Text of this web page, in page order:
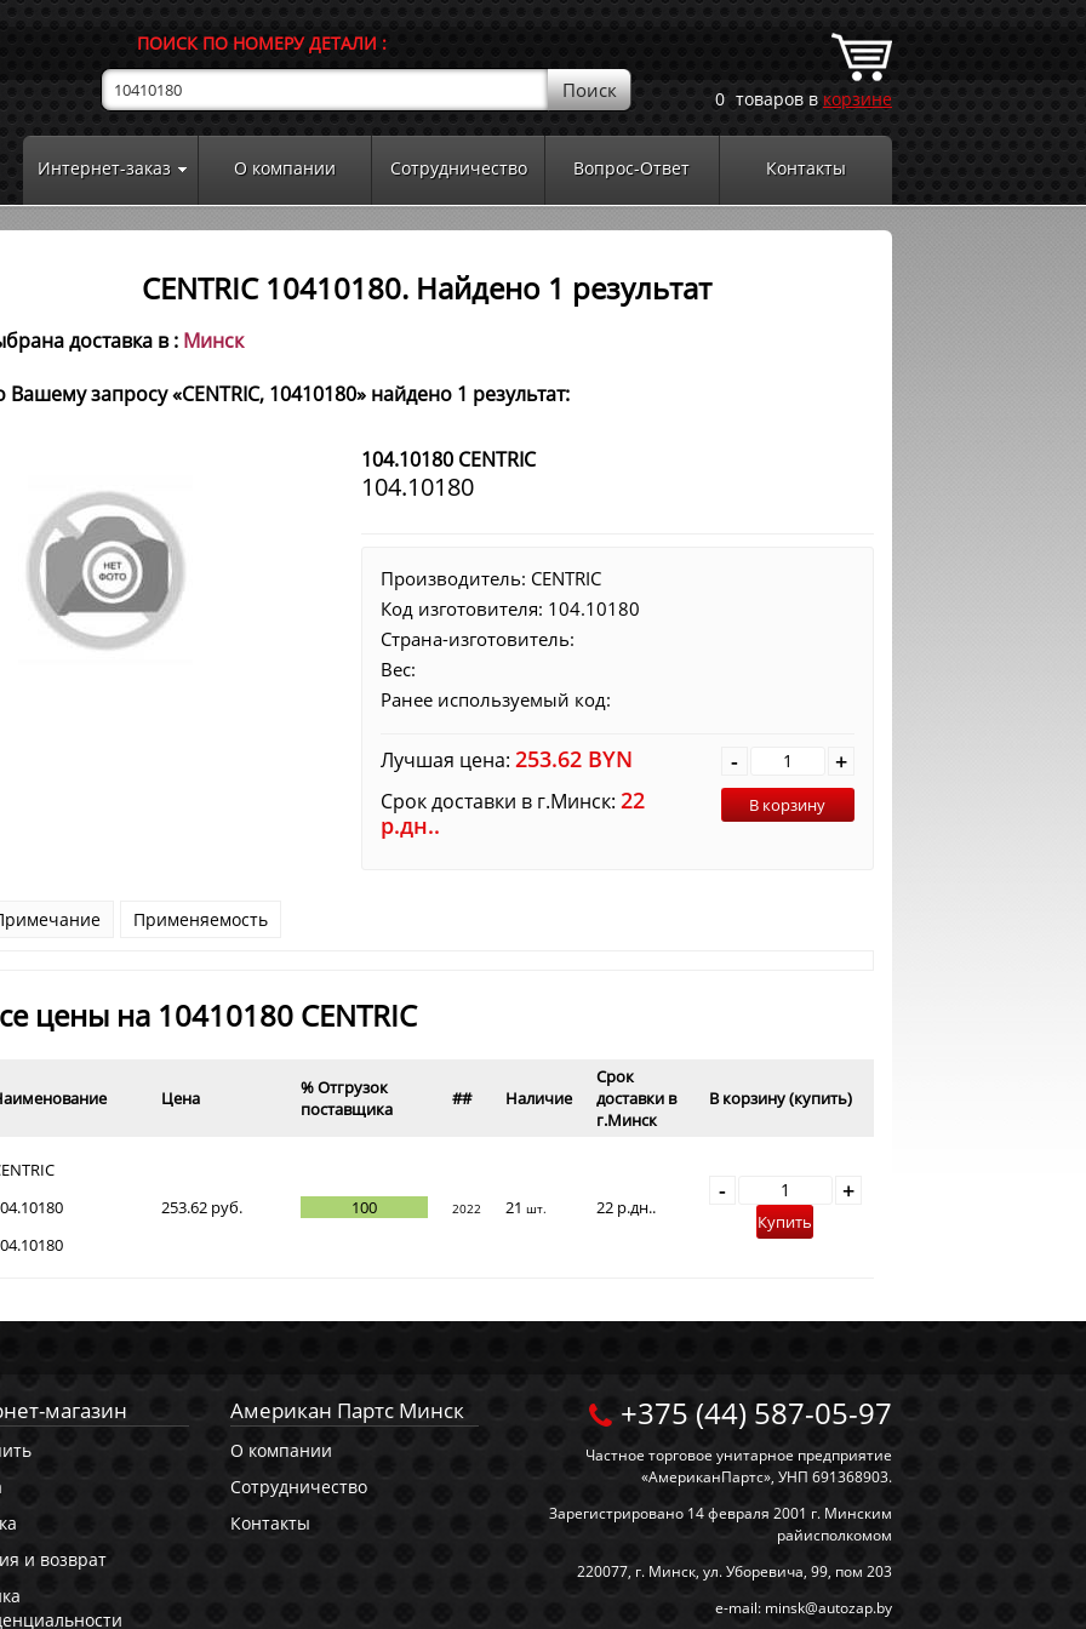
ПОИСК ПО НОМЕРУ ДЕТАЛИ :
0 товаров в корзине
Интернет-заказ О компании Сотрудничество Вопрос-Ответ Контакты
CENTRIC 10410180. Найдено 1 результат
доставка в : Минск
Вашему запросу «CENTRIC, 10410180» найдено 1 результат:
104.10180 CENTRIC
104.10180
Производитель: CENTRIC
Код изготовителя: 104.10180
Страна-изготовитель:
Вес:
Ранее используемый код:
Лучшая цена:253.62 BYN - +
Срок доставки в г.Минск:22
р.дн..
В корзину
Применяемость
цены на 10410180 CENTRIC
Цена
% Отгрузок
поставщика
## Наличие
Срок
доставки в
г.Минск
В корзину (купить)
253.62 руб. 100 2022 21 шт. 22 р.дн..
- +
Купить
магазин
и возврат
Американ Партс Минск
О компании
Сотрудничество
Контакты
+375 (44) 587-05-97
Частное торговое унитарное предприятие
«АмериканПартс», УНП 691368903.
Зарегистрировано 14 февраля 2001 г. Минским
райисполкомом
220077, г. Минск, ул. Уборевича, 99, пом 203
e-mail: minsk@autozap.by